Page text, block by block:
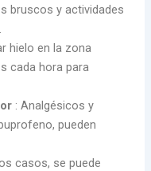
bruscos y actividades
hielo en la zona
cada hora para
: Analgésicos y
pueden
casos, se puede